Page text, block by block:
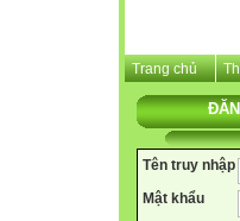
Trang chủ
Tên truy nhập
Mật khẩu